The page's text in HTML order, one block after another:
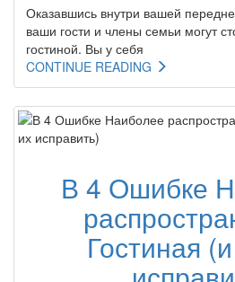
Оказавшись внутри вашей
ваши гости и члены семьи могут
гостиной. Вы у себя
CONTINUE READING
В 4 Ошибке
Гостиная